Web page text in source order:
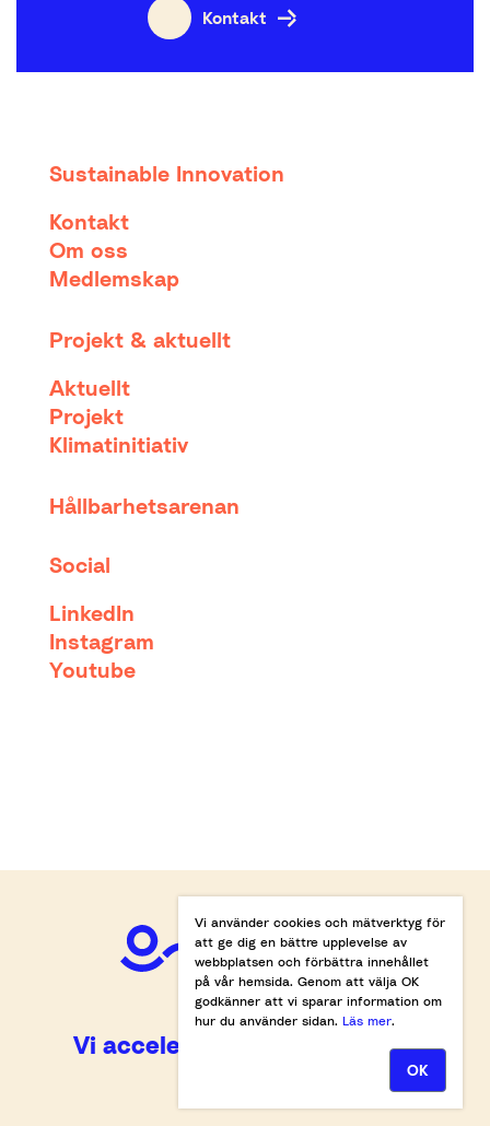
Kontakt
Sustainable Innovation
Kontakt
Om oss
Medlemskap
Projekt & aktuellt
Aktuellt
Projekt
Klimatinitiativ
Hållbarhetsarenan
Social
LinkedIn
Instagram
Youtube
Vi accelererar omställningen.
Vi använder cookies och mätverktyg för
att ge dig en bättre upplevelse av
webbplatsen och förbättra innehållet
på vår hemsida. Genom att välja OK
godkänner att vi sparar information om
hur du använder sidan. Läs mer.
OK